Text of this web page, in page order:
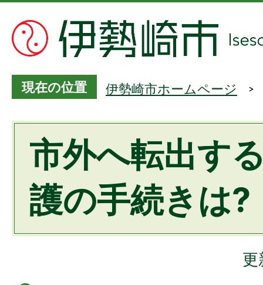
現在の位置 伊勢崎市ホームページ
市外へ転出す
護の手続きは?
更